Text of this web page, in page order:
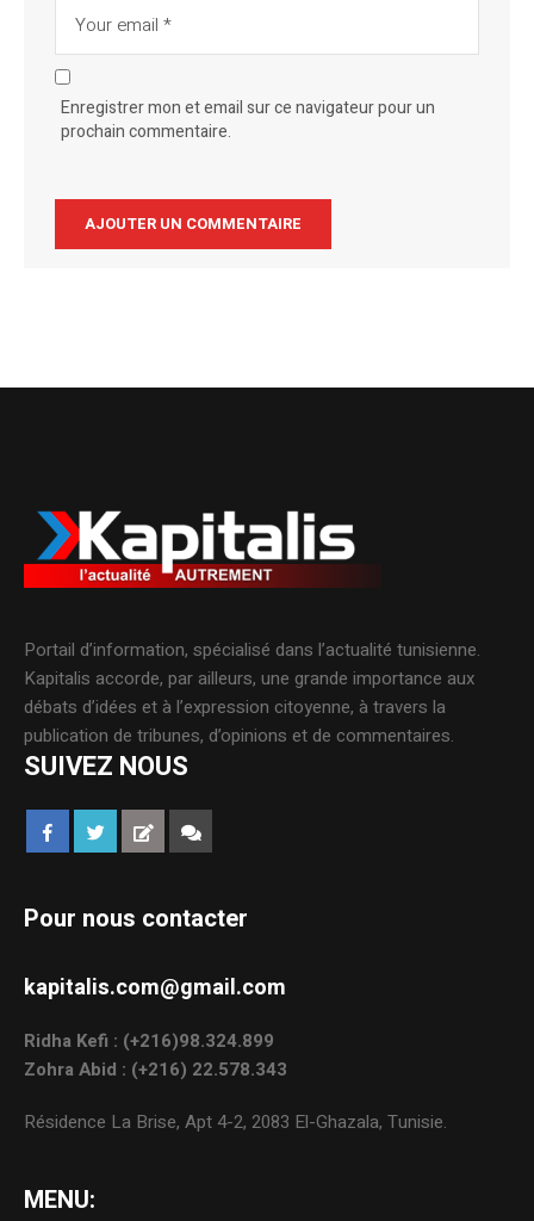
Enregistrer mon et email sur ce navigateur pour un
prochain commentaire.
Portail d’information, spécialisé dans l’actualité tunisienne.
Kapitalis accorde, par ailleurs, une grande importance aux
débats d’idées et à l’expression citoyenne, à travers la
publication de tribunes, d’opinions et de commentaires.
SUIVEZ NOUS
Pour nous contacter
kapitalis.com@gmail.com
Ridha Kefi : (+216)98.324.899
Zohra Abid : (+216) 22.578.343
Résidence La Brise, Apt 4-2, 2083 El-Ghazala, Tunisie.
MENU: